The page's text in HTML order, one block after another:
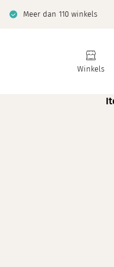
Meer dan 110 winkels
Winkels